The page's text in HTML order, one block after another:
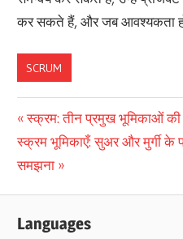
कर सकते हैं, और जब आवश्यकता
SCRUM
पोस्ट
नेविगेशन
Previous
Post:
स्क्रम: तीन प्रमुख भूमिकाओं की
Next
Post:
स्क्रम भूमिकाएँ: सुअर और मुर्गी के
समझना
Languages